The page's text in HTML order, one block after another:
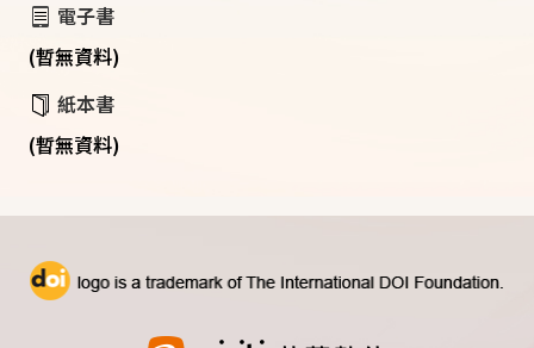
電子書
(暫無資料)
紙本書
(暫無資料)